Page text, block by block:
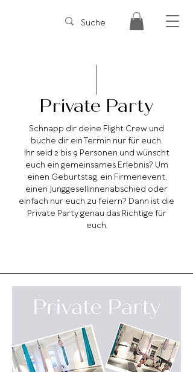
Private Party
Schnapp dir deine Flight Crew und
buche dir ein Termin nur für euch.
Ihr seid 2 bis 9 Personen und wünscht
euch ein gemeinsames Erlebnis? Um
einen Geburtstag, ein Firmenevent,
einen Junggesellinnenabschied oder
einfach nur euch zu feiern? Dann ist die
Private Party genau das Richtige für
euch.